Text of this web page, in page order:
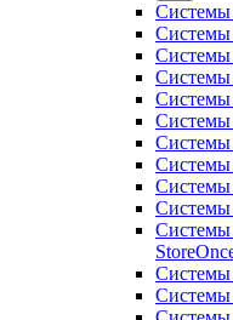
Системы
Системы
Системы
Системы
Системы
Системы
Системы
Системы
Системы
Системы
Системы
Системы